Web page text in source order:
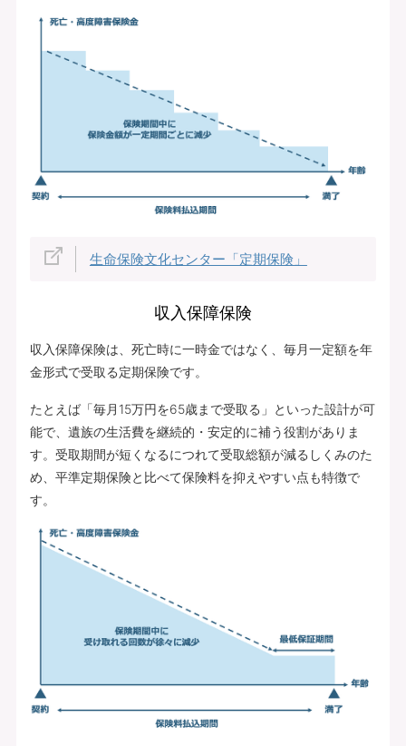
生命保険文化センター「定期保険」
収入保障保険
収入保障保険は、死亡時に一時金ではなく、毎月一定額を年
金形式で受取る定期保険です。
たとえば「毎月15万円を65歳まで受取る」といった設計が可
能で、遺族の生活費を継続的・安定的に補う役割がありま
す。受取期間が短くなるにつれて受取総額が減るしくみのた
め、平準定期保険と比べて保険料を抑えやすい点も特徴で
す。